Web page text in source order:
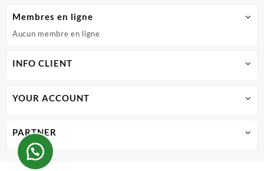
Membres en ligne
Aucun membre en ligne
INFO CLIENT
YOUR ACCOUNT
PARTNER